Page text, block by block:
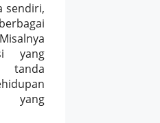
sendiri,
yang
tanda
yang